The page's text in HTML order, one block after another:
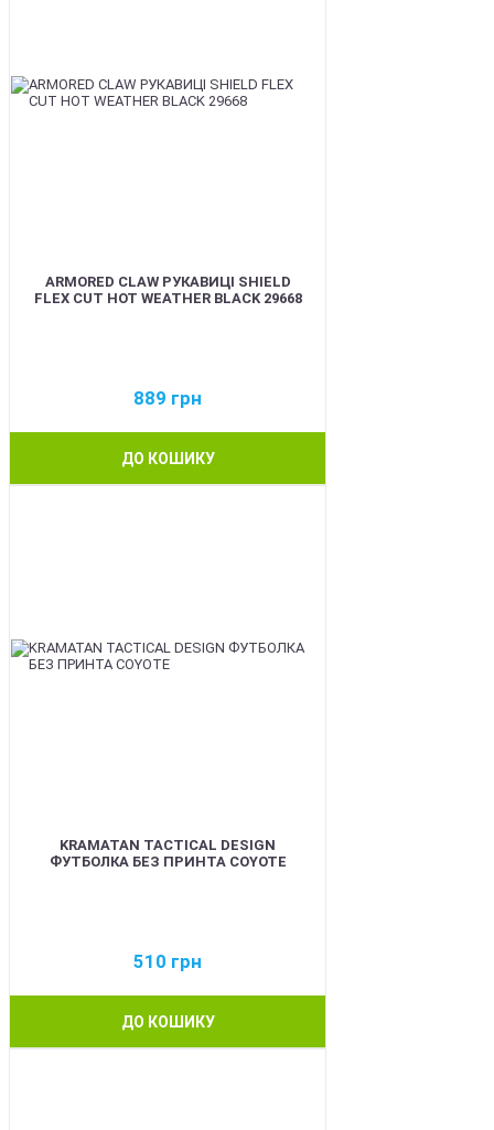
ARMORED CLAW РУКАВИЦІ SHIELD
FLEX CUT HOT WEATHER BLACK 29668
889 грн
ДО КОШИКУ
KRAMATAN TACTICAL DESIGN
ФУТБОЛКА БЕЗ ПРИНТА COYOTE
510 грн
ДО КОШИКУ